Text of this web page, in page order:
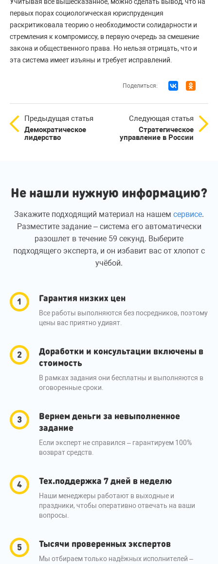
первых порах социологическая юриспруденция
раскритиковала теорию о необходимости солидарности и
стремления к компромиссу, в первую очередь за смешение
закона и общественного права. Но нельзя отрицать, что и
эта система имеет изъяны и требует исправлений.
Поделиться:
Предыдущая статья
Демократическое
лидерство
Следующая статья
Стратегическое
управление в России
Не нашли нужную информацию?
Закажите подходящий материал на нашем сервисе.
Разместите задание – система его автоматически
разошлет в течение 59 секунд. Выберите
подходящего эксперта, и он избавит вас от хлопот с
учёбой.
Гарантия низких цен
Все работы выполняются без посредников, поэтому
цены вас приятно удивят.
Доработки и консультации включены в
стоимость
В рамках задания они бесплатны и выполняются в
оговоренные сроки.
Вернем деньги за невыполненное
задание
Если эксперт не справился – гарантируем 100%
возврат средств.
Тех.поддержка 7 дней в неделю
Наши менеджеры работают в выходные и
праздники, чтобы оперативно отвечать на ваши
вопросы.
Тысячи проверенных экспертов
Мы отбираем только надёжных исполнителей –